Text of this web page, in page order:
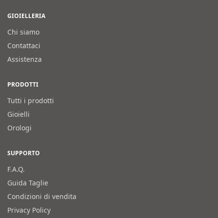
GIOIELLERIA
Chi siamo
Contattaci
Assistenza
PRODOTTI
Tutti i prodotti
Gioielli
Orologi
SUPPORTO
F.A.Q.
Guida Taglie
Condizioni di vendita
Privacy Policy